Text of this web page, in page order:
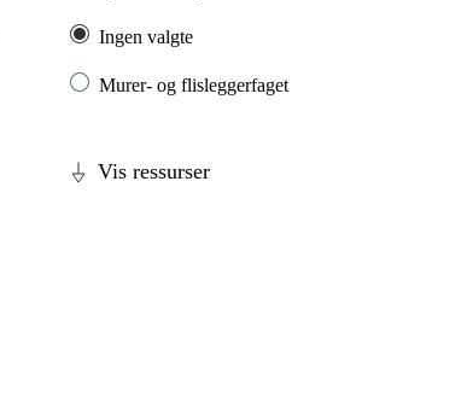
Ingen valgte
Murer- og flisleggerfaget
Vis ressurser